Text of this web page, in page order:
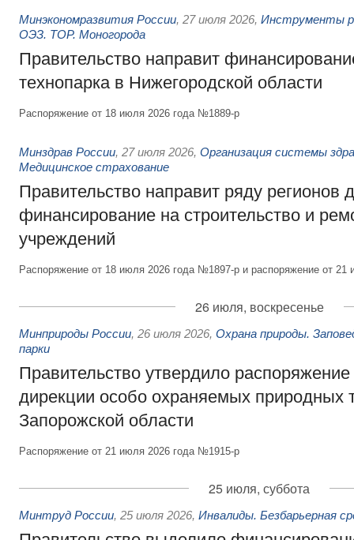
Минэкономразвития России, 27 июля 2026, Инструменты
ОЭЗ. ТОР. Моногорода
Правительство направит
технопарка в Нижегородской области
Распоряжение от 18 июля 2026 года №1889-р
Минздрав России, 27 июля 2026, Организация системы
Медицинское страхование
Правительство направит ряду регионов
финансирование на строительство и
учреждений
Распоряжение от 18 июля 2026 года №1897-р и распоряжение от
26 июля, воскресенье
Минприроды России, 26 июля 2026, Охрана природы.
парки
Правительство утвердило
дирекции особо охраняемых природных
Запорожской области
Распоряжение от 21 июля 2026 года №1915-р
25 июля, суббота
Минтруд России, 25 июля 2026, Инвалиды. Безбарьерная